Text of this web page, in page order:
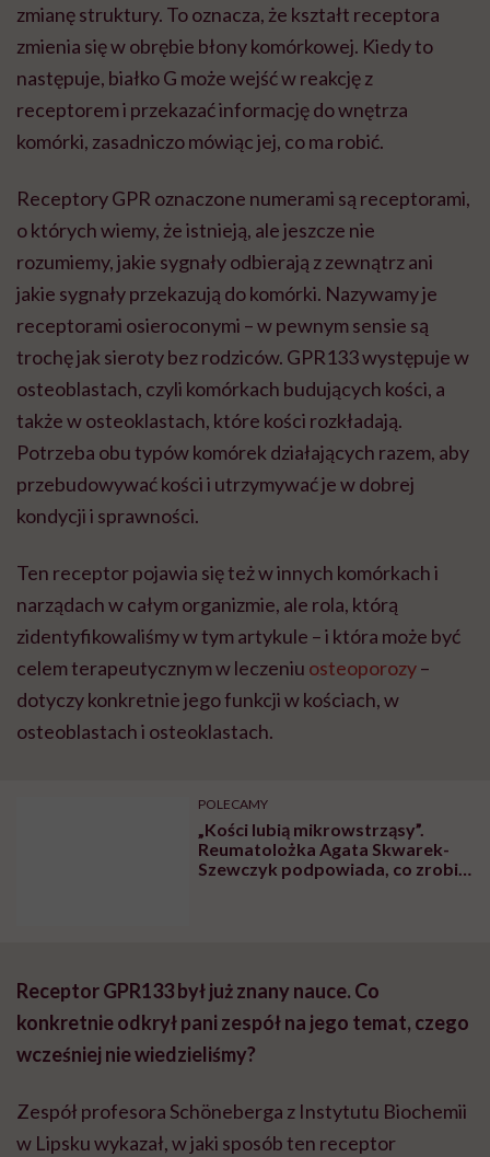
zmianę struktury. To oznacza, że kształt receptora
zmienia się w obrębie błony komórkowej. Kiedy to
następuje, białko G może wejść w reakcję z
receptorem i przekazać informację do wnętrza
komórki, zasadniczo mówiąc jej, co ma robić.
Receptory GPR oznaczone numerami są receptorami,
o których wiemy, że istnieją, ale jeszcze nie
rozumiemy, jakie sygnały odbierają z zewnątrz ani
jakie sygnały przekazują do komórki. Nazywamy je
receptorami osieroconymi – w pewnym sensie są
trochę jak sieroty bez rodziców. GPR133 występuje w
osteoblastach, czyli komórkach budujących kości, a
także w osteoklastach, które kości rozkładają.
Potrzeba obu typów komórek działających razem, aby
przebudowywać kości i utrzymywać je w dobrej
kondycji i sprawności.
Ten receptor pojawia się też w innych komórkach i
narządach w całym organizmie, ale rola, którą
zidentyfikowaliśmy w tym artykule – i która może być
celem terapeutycznym w leczeniu osteoporozy–
dotyczy konkretnie jego funkcji w kościach, w
osteoblastach i osteoklastach.
POLECAMY
„Kości lubią mikrowstrząsy”.
Reumatolożka Agata Skwarek-
Szewczyk podpowiada, co zrobić,
Receptor GPR133 był już znany nauce. Co
konkretnie odkrył pani zespół na jego temat, czego
wcześniej nie wiedzieliśmy?
Zespół profesora Schöneberga z Instytutu Biochemii
w Lipsku wykazał, w jaki sposób ten receptor